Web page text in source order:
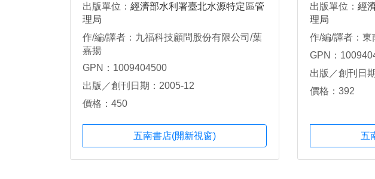
出版單位： 經濟部水利署臺北水源特定區管
理局
作/編/譯者：九福科技顧問股份有限公司/葉
嘉揚
GPN：1009404500
出版／創刊日期：2005-12
價格：450
五南書店(開新視窗)
劃
出版單位： 經
理局
作/編/譯者：
GPN：
出版／創刊日
價格：392
五